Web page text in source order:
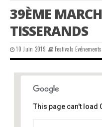
39ÈME
TISSERANDS
10 Juin 2019 Festivals Evénements
This page can't load